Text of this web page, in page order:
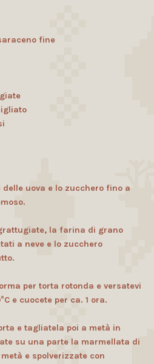
fine
uova e lo zucchero fino a
la farina di grano
a neve e lo zucchero
per torta rotonda e versatevi
e cuocete per ca. 1 ora.
e tagliatela poi a metà in
su una parte la marmellata di
e spolverizzate con